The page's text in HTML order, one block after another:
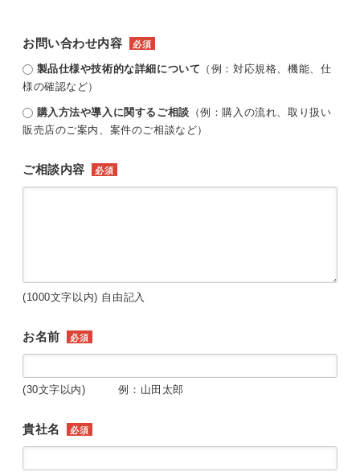
お問い合わせ内容 必須
製品仕様や技術的な詳細について （例：対応規格、機能、仕
様の確認など）
購入方法や導入に関するご相談 （例：購入の流れ、取り扱い
販売店のご案内、案件のご相談など）
ご相談内容 必須
(1000文字以内) 自由記入
お名前 必須
(30文字以内) 例：山田太郎
貴社名 必須